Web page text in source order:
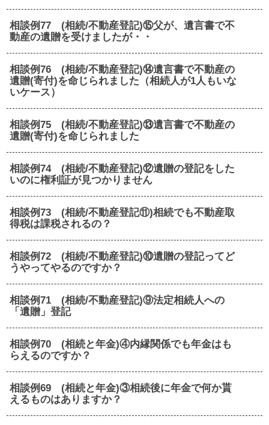
相談例77 (相続/不動産登記)⑮父が、遺言書で不
動産の遺贈を受けましたが・・
相談例76 (相続/不動産登記)⑭遺言書で不動産の
遺贈(寄付)を命じられました（相続人が1人もいな
いケース）
相談例75 (相続/不動産登記)⑬遺言書で不動産の
遺贈(寄付)を命じられました
相談例74 (相続/不動産登記)⑫遺贈の登記をした
いのに権利証が見つかりません
相談例73 (相続/不動産登記⑪)相続でも不動産取
得税は課税されるの？
相談例72 (相続/不動産登記)⑩遺贈の登記ってど
うやってやるのですか？
相談例71 (相続/不動産登記)⑨法定相続人への
「遺贈」登記
相談例70 (相続と年金)④内縁関係でも年金はも
らえるのですか？
相談例69 (相続と年金)③相続後に年金で何か貰
えるものはありますか？